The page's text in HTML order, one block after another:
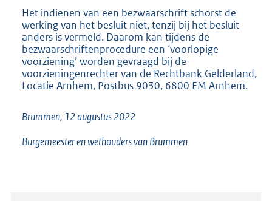
Het indienen van een bezwaarschrift schorst de
werking van het besluit niet, tenzij bij het besluit
anders is vermeld. Daarom kan tijdens de
bezwaarschriftenprocedure een ‘voorlopige
voorziening’ worden gevraagd bij de
voorzieningenrechter van de Rechtbank Gelderland,
Locatie Arnhem, Postbus 9030, 6800 EM Arnhem.
Brummen, 12 augustus 2022
Burgemeester en wethouders van Brummen